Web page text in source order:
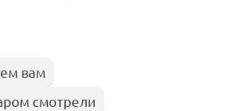
вам
смотрели